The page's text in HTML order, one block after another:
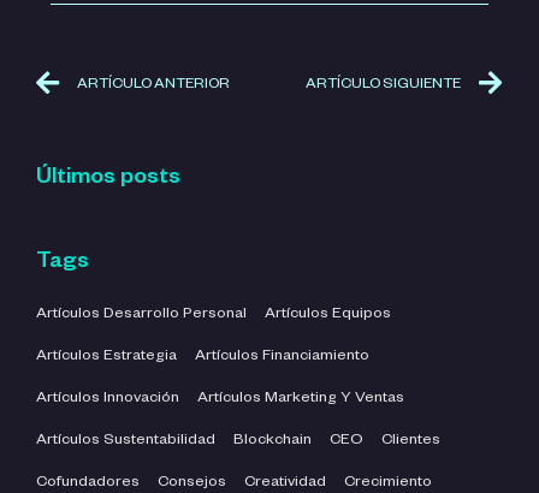
ARTÍCULO ANTERIOR ARTÍCULO SIGUIENTE
Últimos posts
Tags
Artículos Desarrollo Personal Artículos Equipos
Artículos Estrategia Artículos Financiamiento
Artículos Innovación Artículos Marketing Y Ventas
Artículos Sustentabilidad Blockchain CEO Clientes
Cofundadores Consejos Creatividad Crecimiento